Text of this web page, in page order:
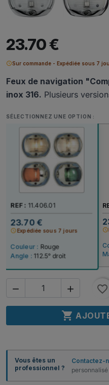
23.70 €
scheduleSur commande - Expédiée sous 7
Feux de navigation
inox 316. Plusieurs
SÉLECTIONNEZ UNE OPTION :
REF : 11.406.01
23.70 €
scheduleExpédiée sous 7 jours
Couleur : Rouge
Angle : 112.5° droit
schedule
  favorite_border

Vous êtes un
professionnel ?
Contactez-